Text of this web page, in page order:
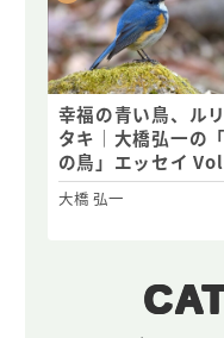
幸福の青い鳥、ル
タキ｜大橋弘一の
の鳥」エッセイ
大橋 弘一